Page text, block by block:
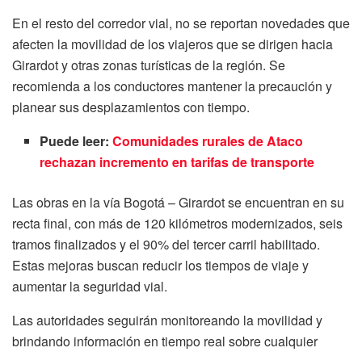
En el resto del corredor vial, no se reportan novedades que
afecten la movilidad de los viajeros que se dirigen hacia
Girardot y otras zonas turísticas de la región. Se
recomienda a los conductores mantener la precaución y
planear sus desplazamientos con tiempo.
Puede leer:Comunidades rurales de Ataco
rechazan incremento en tarifas de transporte
Las obras en la vía Bogotá – Girardot se encuentran en su
recta final, con más de 120 kilómetros modernizados, seis
tramos finalizados y el 90% del tercer carril habilitado.
Estas mejoras buscan reducir los tiempos de viaje y
aumentar la seguridad vial.
Las autoridades seguirán monitoreando la movilidad y
brindando información en tiempo real sobre cualquier